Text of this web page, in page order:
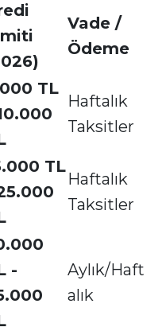
Vade /
Ödeme
TL
Haftalık
Taksitler
TL
Haftalık
Taksitler
-
Aylık/Haft
alık